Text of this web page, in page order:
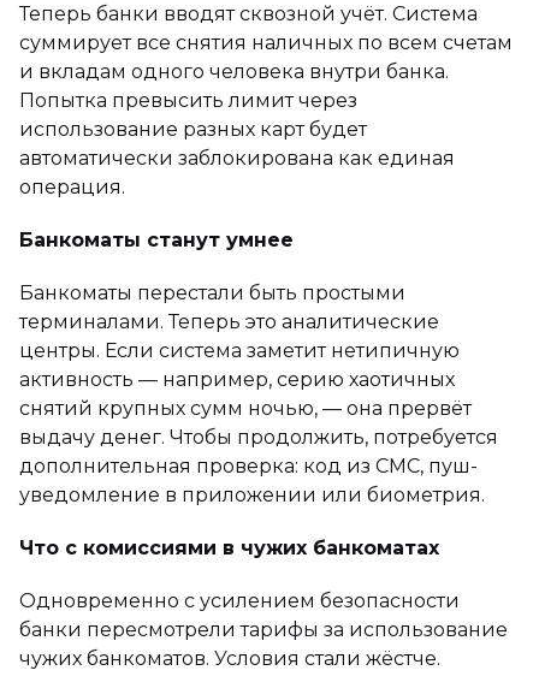
Теперь банки вводят сквозной учёт. Система
суммирует все снятия наличных по всем счетам
и вкладам одного человека внутри банка.
Попытка превысить лимит через
использование разных карт будет
автоматически заблокирована как единая
операция.
Банкоматы станут умнее
Банкоматы перестали быть простыми
терминалами. Теперь это аналитические
центры. Если система заметит нетипичную
активность — например, серию хаотичных
снятий крупных сумм ночью, — она прервёт
выдачу денег. Чтобы продолжить, потребуется
дополнительная проверка: код из СМС, пуш-
уведомление в приложении или биометрия.
Что с комиссиями в чужих банкоматах
Одновременно с усилением безопасности
банки пересмотрели тарифы за использование
чужих банкоматов. Условия стали жёстче.